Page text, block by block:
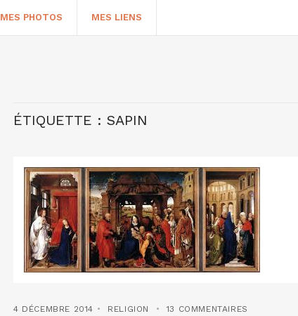
MES PHOTOS MES LIENS
ÉTIQUETTE : SAPIN
4 DÉCEMBRE 2014 RELIGION 13 COMMENTAIRES